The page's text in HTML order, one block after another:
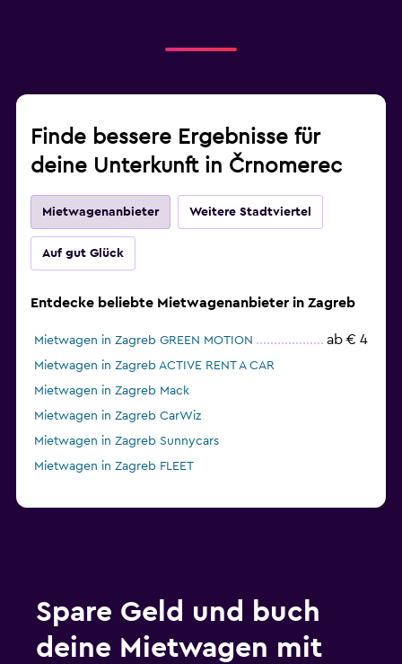
Finde bessere Ergebnisse für
deine Unterkunft in Črnomerec
Mietwagenanbieter Weitere Stadtviertel
Auf gut Glück
Entdecke beliebte Mietwagenanbieter in Zagreb
Mietwagen in Zagreb GREEN MOTION ab € 4
Mietwagen in Zagreb ACTIVE RENT A CAR
Mietwagen in Zagreb Mack
Mietwagen in Zagreb CarWiz
Mietwagen in Zagreb Sunnycars
Mietwagen in Zagreb FLEET
Spare Geld und buch
deine Mietwagen mit